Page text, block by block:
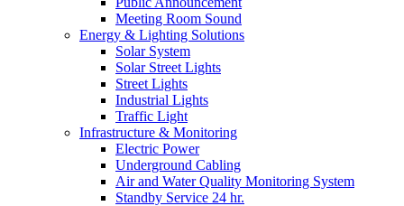
Meeting Room Sound
Energy & Lighting Solutions
Solar System
Solar Street Lights
Street Lights
Industrial Lights
Traffic Light
Infrastructure & Monitoring
Electric Power
Underground Cabling
Air and Water Quality Monitoring System
Standby Service 24 hr.